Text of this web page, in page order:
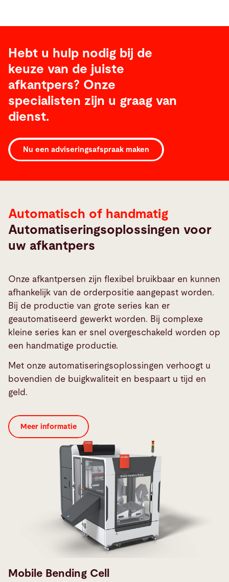
Hebt u hulp nodig bij de
keuze van de juiste
afkantpers? Onze
specialisten zijn u graag van
dienst.
Nu een adviseringsafspraak maken
Buigautomatisering
Automatisch of handmatig
Automatiseringsoplossingen voor
uw afkantpers
Onze afkantpersen zijn flexibel bruikbaar en kunnen
afhankelijk van de orderpositie aangepast worden.
Bij de productie van grote series kan er
geautomatiseerd gewerkt worden. Bij complexe
kleine series kan er snel overgeschakeld worden op
een handmatige productie.
Met onze automatiseringsoplossingen verhoogt u
bovendien de buigkwaliteit en bespaart u tijd en
geld.
Meer informatie
Mobile Bending Cell